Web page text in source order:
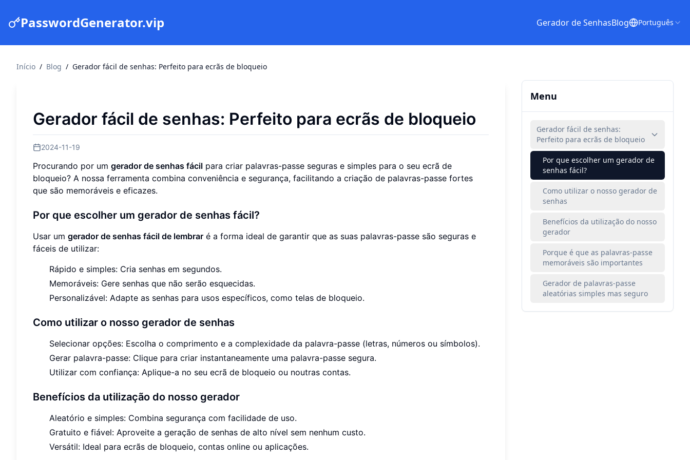
PasswordGenerator.vip Gerador de SenhasBlog Português
Início / Blog / Gerador fácil de senhas: Perfeito para ecrãs de bloqueio
Gerador fácil de senhas: Perfeito para ecrãs de bloqueio
2024-11-19
Procurando por um gerador de senhas fácil para criar palavras-passe seguras e simples para o seu ecrã de
bloqueio? A nossa ferramenta combina conveniência e segurança, facilitando a criação de palavras-passe fortes
que são memoráveis e eficazes.
Por que escolher um gerador de senhas fácil?
Usar um gerador de senhas fácil de lembrar é a forma ideal de garantir que as suas palavras-passe são seguras e
fáceis de utilizar:
Rápido e simples: Cria senhas em segundos.
Memoráveis: Gere senhas que não serão esquecidas.
Personalizável: Adapte as senhas para usos específicos, como telas de bloqueio.
Como utilizar o nosso gerador de senhas
Selecionar opções: Escolha o comprimento e a complexidade da palavra-passe (letras, números ou símbolos).
Gerar palavra-passe: Clique para criar instantaneamente uma palavra-passe segura.
Utilizar com confiança: Aplique-a no seu ecrã de bloqueio ou noutras contas.
Benefícios da utilização do nosso gerador
Aleatório e simples: Combina segurança com facilidade de uso.
Gratuito e fiável: Aproveite a geração de senhas de alto nível sem nenhum custo.
Versátil: Ideal para ecrãs de bloqueio, contas online ou aplicações.
Menu
Gerador fácil de senhas:
Perfeito para ecrãs de bloqueio
Por que escolher um gerador de
senhas fácil?
Como utilizar o nosso gerador de
senhas
Benefícios da utilização do nosso
gerador
Porque é que as palavras-passe
memoráveis são importantes
Gerador de palavras-passe
aleatórias simples mas seguro